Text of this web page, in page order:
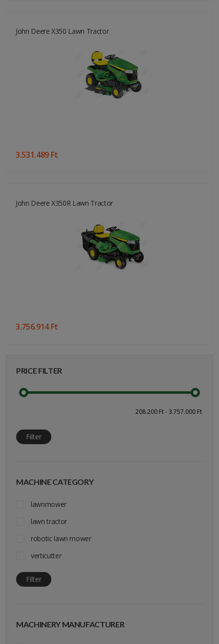
PRICE FILTER
Filter
MACHINE CATEGORY
lawnmower
lawn tractor
robotic lawn mower
verticutter
Filter
MACHINERY MANUFACTURER
John Deere X350 Lawn Tractor
3.531.489 Ft
John Deere X350R Lawn Tractor
3.756.914 Ft